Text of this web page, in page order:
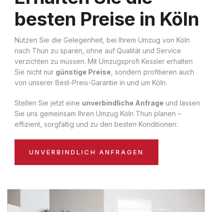
besten Preise in Köln
Nutzen Sie die Gelegenheit, bei Ihrem Umzug von Köln
nach Thun zu sparen, ohne auf Qualität und Service
verzichten zu müssen. Mit Umzugsprofi Kessler erhalten
Sie nicht nur günstige Preise , sondern profitieren auch
von unserer Best-Preis-Garantie in und um Köln.
Stellen Sie jetzt eine unverbindliche Anfrage und lassen
Sie uns gemeinsam Ihren Umzug Köln Thun planen –
effizient, sorgfältig und zu den besten Konditionen:
UNVERBINDLICH ANFRAGEN